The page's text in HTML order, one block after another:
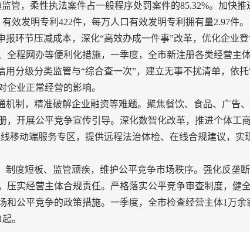
管，柔性执法案件占一般程序处罚案件的85.32%。加快推
效发明专利422件，每万人口有效发明专利拥有量2.97件。
节压减成本，深化“高效办成一件事”改革，优化企业登
全程网办等便利化措施，一季度，全市新注册各类经营主
用分级分类监管与“综合查一次”，建立无事不扰清单，依
企业正常经营的影响。
制，精准破解企业融资等难题。聚焦餐饮、食品、广告
，开展公平竞争宣传引导。深化数智化改革，推进个体工
移动端服务专区，提供远程法治体检、在线合规建议，实
度短板、监管顽疾，维护公平竞争市场秩序。强化反垄
实经营主体合规责任。严格落实公平竞争审查制度，健全
和公平竞争的政策措施。一季度，全市检查经营主体1万余
。